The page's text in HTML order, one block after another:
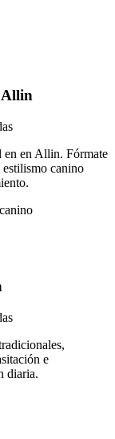
Allin
en en Allin. Fórmate
canino
e
diaria.